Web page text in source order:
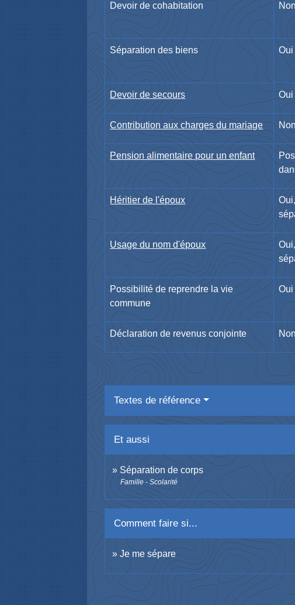
Devoir de cohabitation Non
Séparation des biens Oui
Devoir de secours Oui
Contribution aux charges du mariage
Pension alimentaire pour un enfant
Héritier de l'époux
Usage du nom d'époux
Possibilité de reprendre la vie
commune
Oui
Déclaration de revenus conjointe Non
Textes de référence
Et aussi
Séparation de corps
Famille - Scolarité
Comment faire si...
Je me sépare